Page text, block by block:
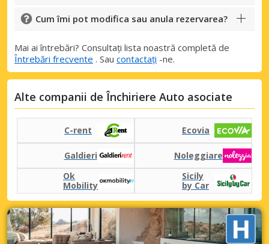
Cum îmi pot modifica sau anula rezervarea?
Mai ai întrebări? Consultați lista noastră completă de
Întrebări frecvente . Sau contactați -ne.
Alte companii de Închiriere Auto asociate
C-rent Ecovia
Galdieri
Noleggiare
Ok
Mobility
Sicily
by Car